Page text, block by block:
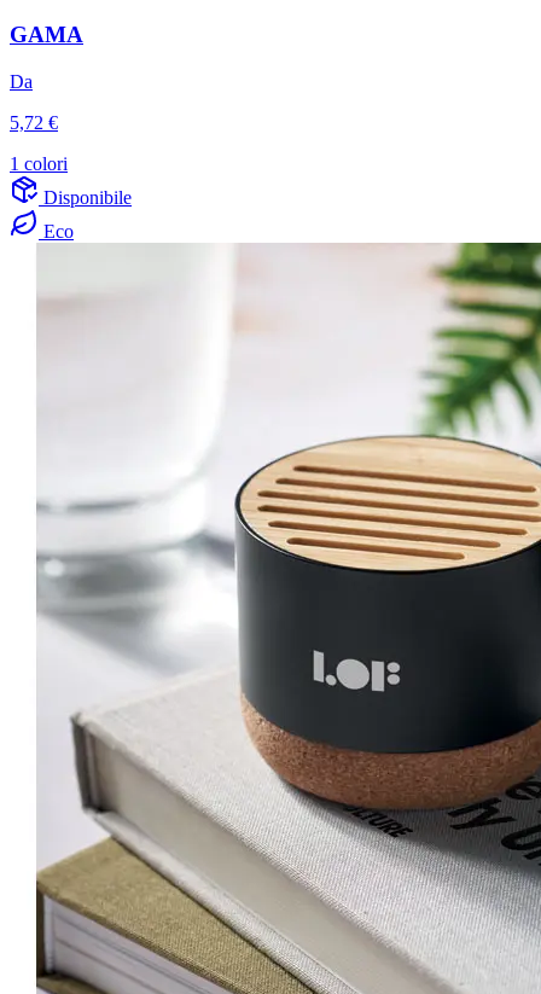
GAMA
Da
5,72 €
1 colori
Disponibile
Eco